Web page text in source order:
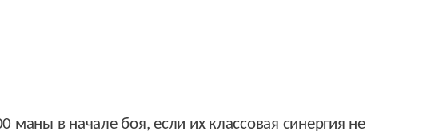
маны в начале боя, если их классовая синергия не